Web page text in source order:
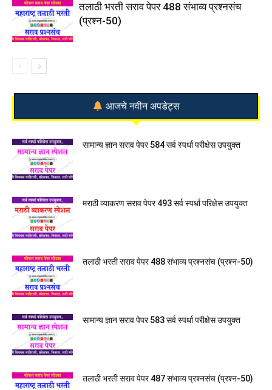
तलाठी भरती सराव पेपर 488 संभाव्य प्रश्नसंच
(प्रश्न-50)
आजचे नवीन अपडेट्स
सामान्य ज्ञान सराव पेपर 584 सर्व स्पर्धा परीक्षेस उपयुक्त
मराठी व्याकरण सराव पेपर 493 सर्व स्पर्धा परिक्षेस उपयुक्त
तलाठी भरती सराव पेपर 488 संभाव्य प्रश्नसंच (प्रश्न-50)
सामान्य ज्ञान सराव पेपर 583 सर्व स्पर्धा परीक्षेस उपयुक्त
तलाठी भरती सराव पेपर 487 संभाव्य प्रश्नसंच (प्रश्न-50)